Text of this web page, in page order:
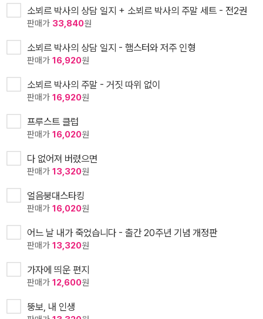
소뵈르 박사의 상담 일지 + 소뵈르 박사의 주말 세트 - 전2권
판매가 33,840원
소뵈르 박사의 상담 일지 - 햄스터와 저주 인형
판매가 16,920원
소뵈르 박사의 주말 - 거짓 따위 없이
판매가 16,920원
프루스트 클럽
판매가 16,020원
다 없어져 버렸으면
판매가 13,320원
얼음붕대스타킹
판매가 16,020원
어느 날 내가 죽었습니다 - 출간 20주년 기념 개정판
판매가 13,320원
가자에 띄운 편지
판매가 12,600원
뚱보, 내 인생